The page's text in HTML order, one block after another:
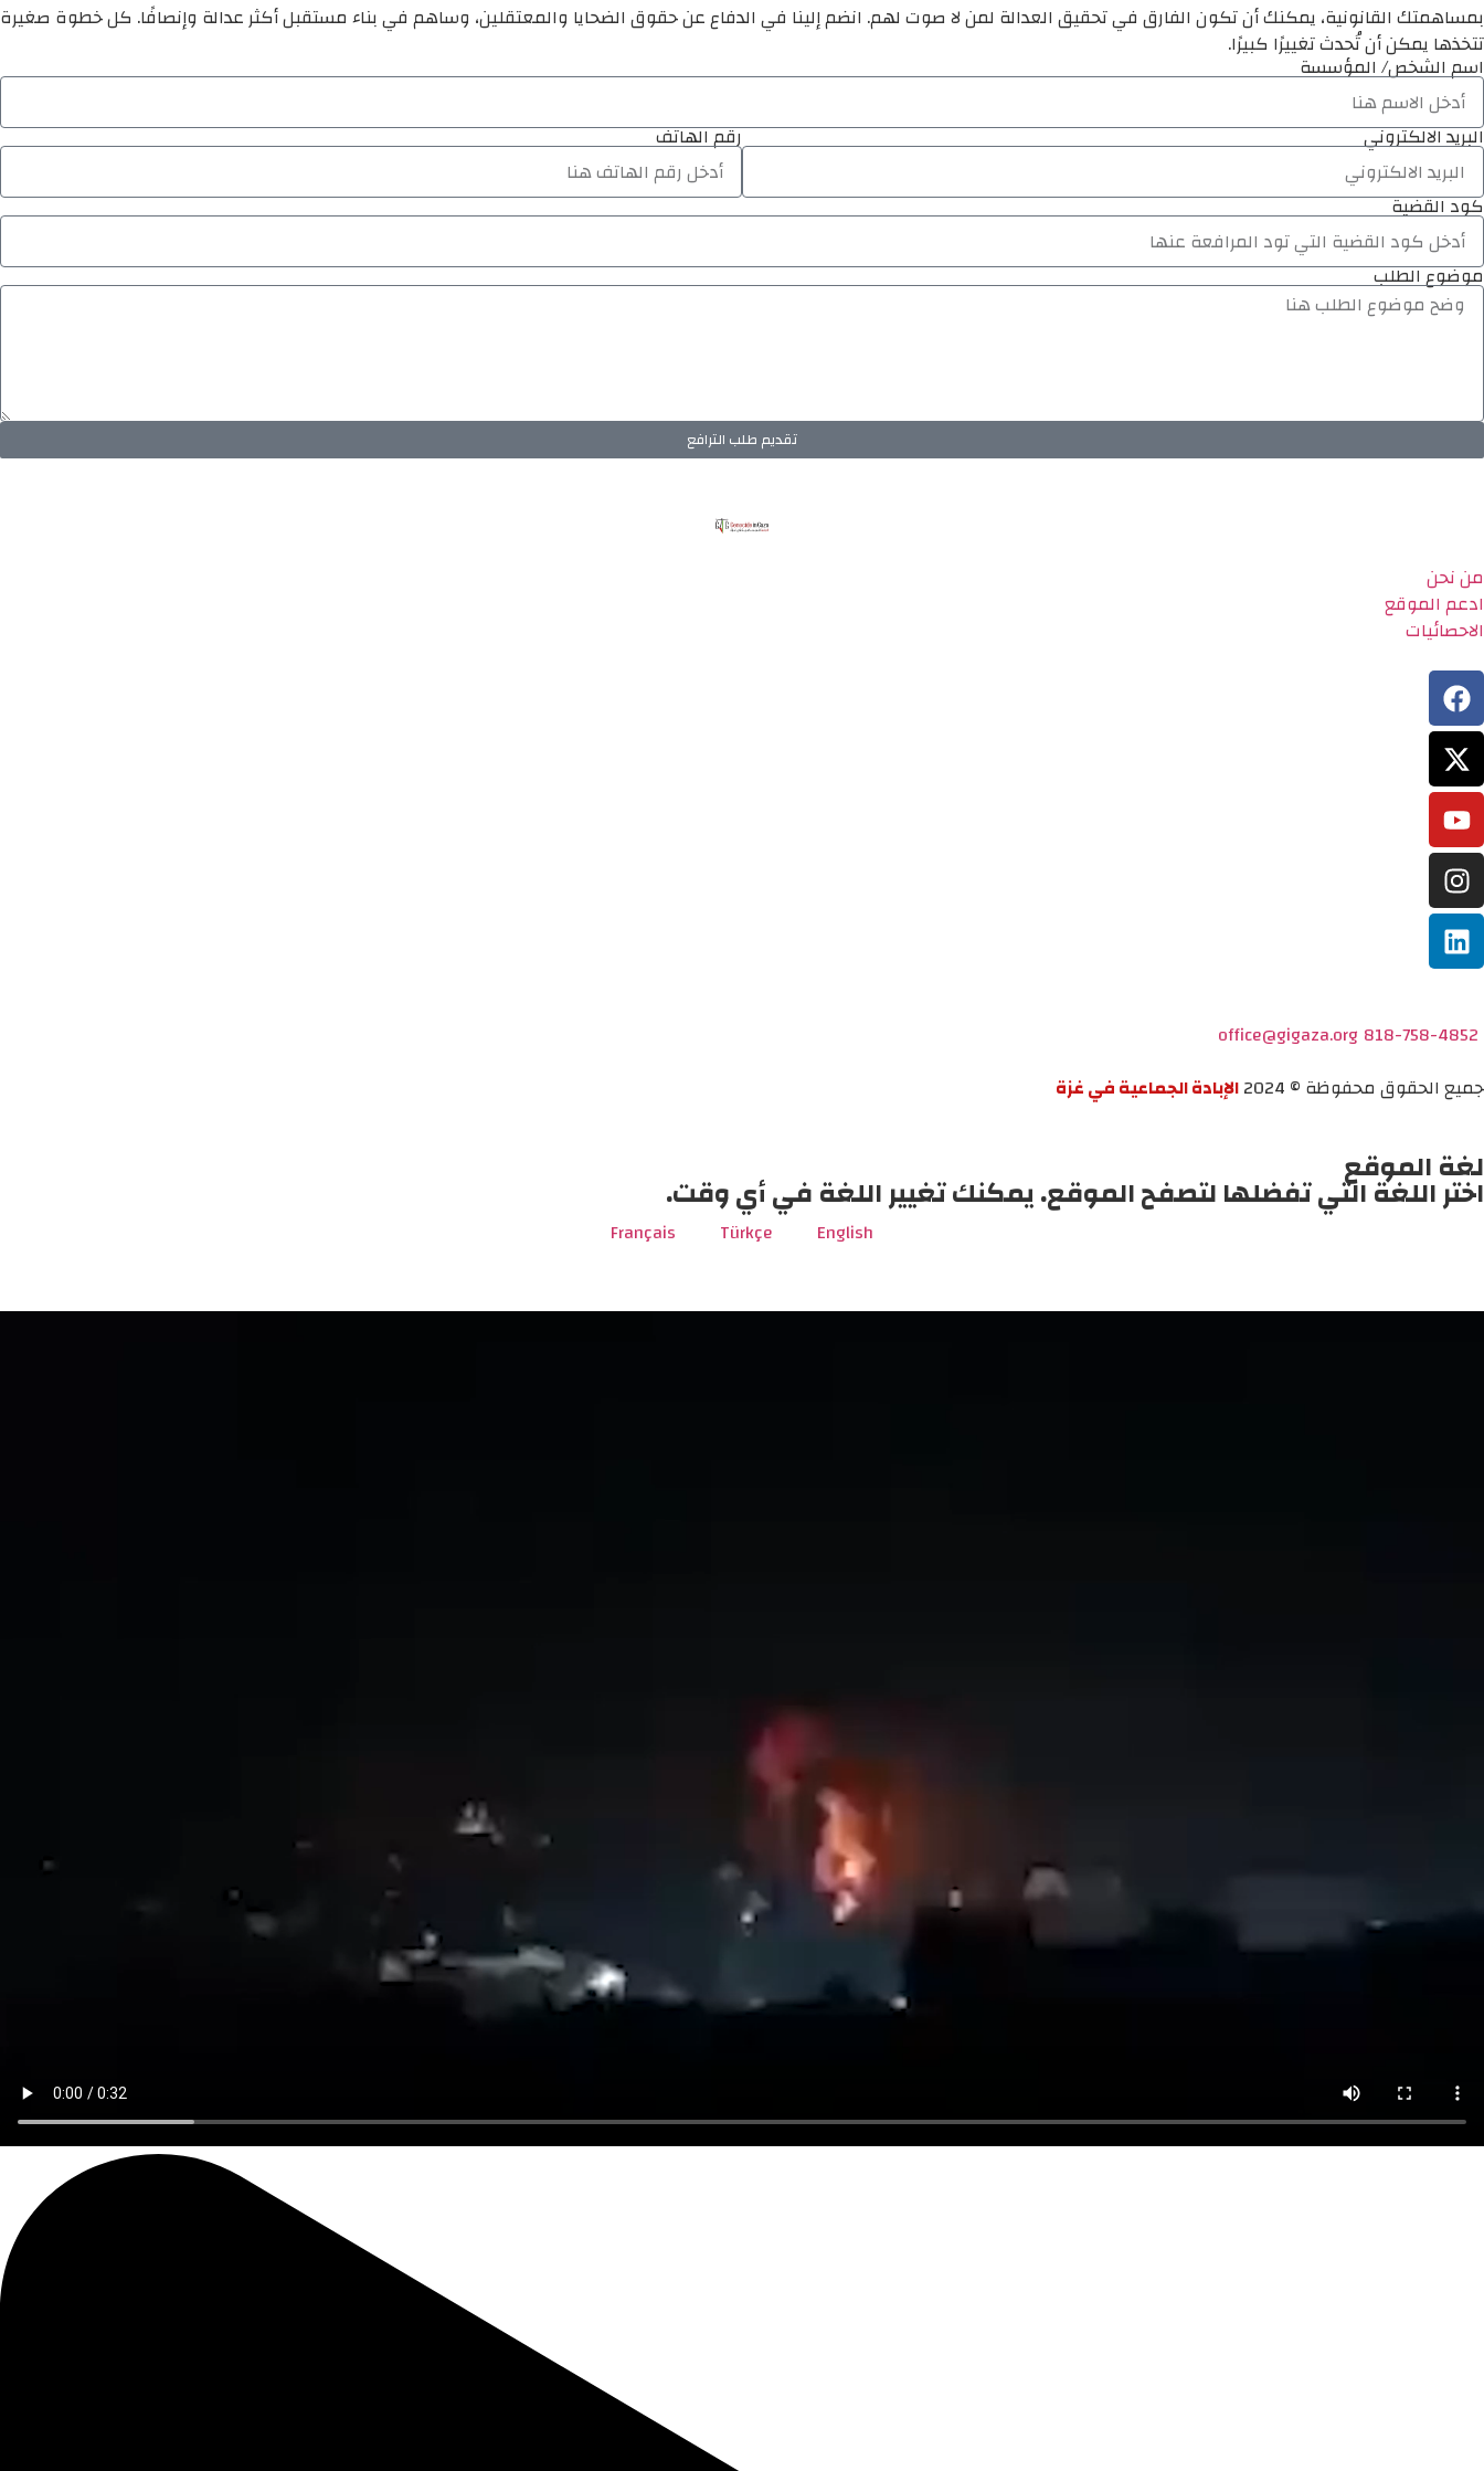
بمساهمتك القانونية، يمكنك أن تكون الفارق في تحقيق العدالة لمن لا صوت لهم. انضم إلينا في الدفاع عن حقوق الضحايا والمعتقلين، وساهم في بناء مستقبل أكثر عدالة وإنصافًا. كل خطوة صغيرة
تتخذها يمكن أن تُحدث تغييرًا كبيرًا.
اسم الشخص/ المؤسسة
البريد الالكتروني رقم الهاتف
كود القضية
موضوع الطلب
تقديم طلب الترافع
من نحن
ادعم الموقع
الاحصائيات
818-758-4852
office@gigaza.org
جميع الحقوق محفوظة © 2024
الإبادة الجماعية في غزة
لغة الموقع
اختر اللغة التي تفضلها لتصفح الموقع. يمكنك تغيير اللغة في أي وقت.
English
Türkçe
Français